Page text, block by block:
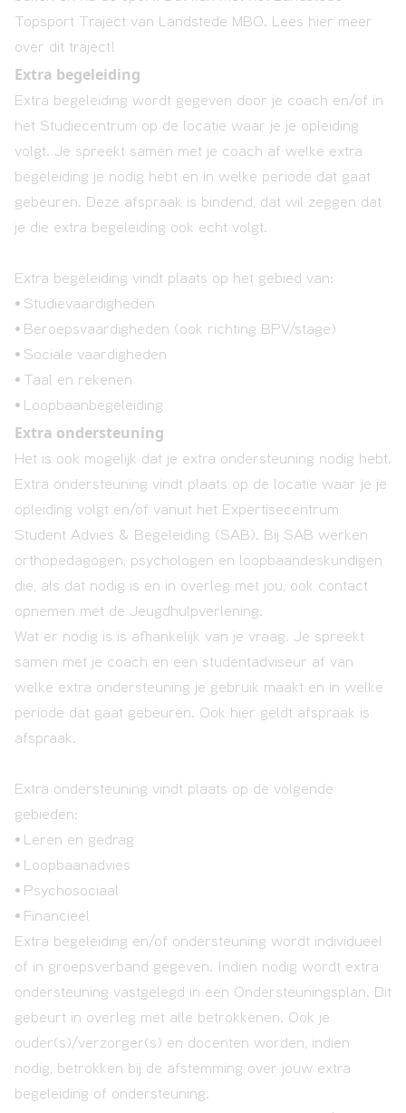
Topsport Traject van Landstede MBO. Lees hier meer
over dit traject!
Extra begeleiding
Extra begeleiding wordt gegeven door je coach en/of in
het Studiecentrum op de locatie waar je je opleiding
volgt. Je spreekt samen met je coach af welke extra
begeleiding je nodig hebt en in welke periode dat gaat
gebeuren. Deze afspraak is bindend, dat wil zeggen dat
je die extra begeleiding ook echt volgt.
Extra begeleiding vindt plaats op het gebied van:
• Studievaardigheden
• Beroepsvaardigheden (ook richting BPV/stage)
• Sociale vaardigheden
• Taal en rekenen
• Loopbaanbegeleiding
Extra ondersteuning
Het is ook mogelijk dat je extra ondersteuning nodig hebt.
Extra ondersteuning vindt plaats op de locatie waar je je
opleiding volgt en/of vanuit het Expertisecentrum
Student Advies & Begeleiding (SAB). Bij SAB werken
orthopedagogen, psychologen en loopbaandeskundigen
die, als dat nodig is en in overleg met jou, ook contact
opnemen met de Jeugdhulpverlening.
Wat er nodig is is afhankelijk van je vraag. Je spreekt
samen met je coach en een studentadviseur af van
welke extra ondersteuning je gebruik maakt en in welke
periode dat gaat gebeuren. Ook hier geldt afspraak is
afspraak.
Extra ondersteuning vindt plaats op de volgende
gebieden:
• Leren en gedrag
• Loopbaanadvies
• Psychosociaal
• Financieel
Extra begeleiding en/of ondersteuning wordt individueel
of in groepsverband gegeven. Indien nodig wordt extra
ondersteuning vastgelegd in een Ondersteuningsplan. Dit
gebeurt in overleg met alle betrokkenen. Ook je
ouder(s)/verzorger(s) en docenten worden, indien
nodig, betrokken bij de afstemming over jouw extra
begeleiding of ondersteuning.